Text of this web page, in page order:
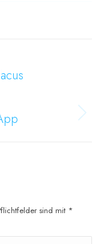
sind mit *